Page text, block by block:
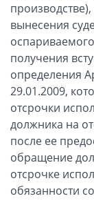
вынесения
получения
определения
29.01.2009,
отсрочки
должника на
после ее
обращение
отсрочке
обязанности